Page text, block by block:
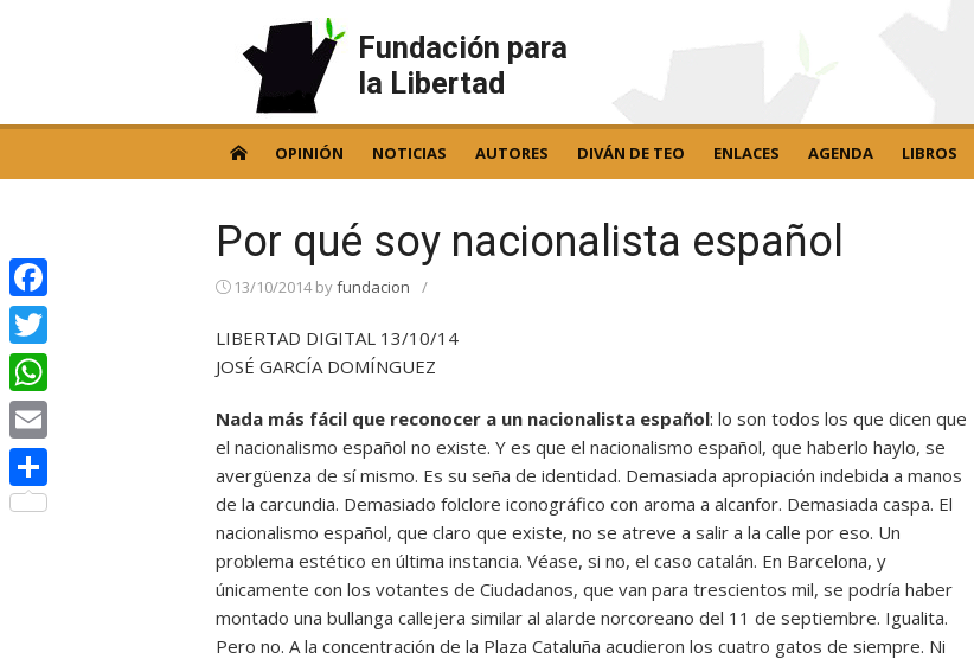
Fundación para
la Libertad
OPINIÓN NOTICIAS AUTORES DIVÁN DE TEO ENLACES AGENDA LIBROS
Por qué soy nacionalista español
13/10/2014byfundacion /
LIBERTAD DIGITAL 13/10/14
JOSÉ GARCÍA DOMÍNGUEZ
Nada más fácil que reconocer a un nacionalista español: lo son todos los que dicen que
el nacionalismo español no existe. Y es que el nacionalismo español, que haberlo haylo, se
avergüenza de sí mismo. Es su seña de identidad. Demasiada apropiación indebida a manos
de la carcundia. Demasiado folclore iconográfico con aroma a alcanfor. Demasiada caspa. El
nacionalismo español, que claro que existe, no se atreve a salir a la calle por eso. Un
problema estético en última instancia. Véase, si no, el caso catalán. En Barcelona, y
únicamente con los votantes de Ciudadanos, que van para trescientos mil, se podría haber
montado una bullanga callejera similar al alarde norcoreano del 11 de septiembre. Igualita.
Pero no. A la concentración de la Plaza Cataluña acudieron los cuatro gatos de siempre. Ni
Facebook
Twitter
WhatsApp
Email
Compartir